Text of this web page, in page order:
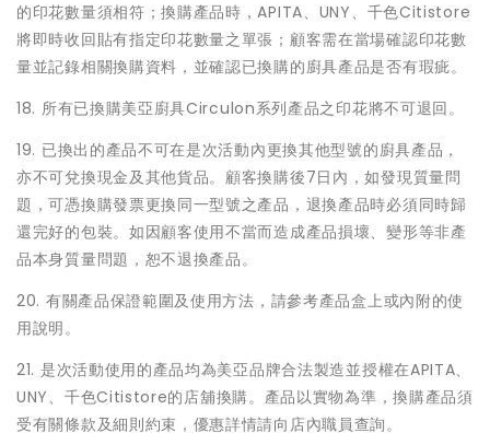
的印花數量須相符；換購產品時，APITA、UNY、千色Citistore
將即時收回貼有指定印花數量之單張；顧客需在當場確認印花數
量並記錄相關換購資料，並確認已換購的廚具產品是否有瑕疵。
18. 所有已換購美亞廚具Circulon系列產品之印花將不可退回。
19. 已換出的產品不可在是次活動內更換其他型號的廚具產品，
亦不可兌換現金及其他貨品。顧客換購後7日內，如發現質量問
題，可憑換購發票更換同一型號之產品，退換產品時必須同時歸
還完好的包裝。如因顧客使用不當而造成產品損壞、變形等非產
品本身質量問題，恕不退換產品。
20. 有關產品保證範圍及使用方法，請參考產品盒上或內附的使
用說明。
21. 是次活動使用的產品均為美亞品牌合法製造並授權在APITA、
UNY、千色Citistore的店舖換購。產品以實物為準，換購產品須
受有關條款及細則約束，優惠詳情請向店內職員查詢。